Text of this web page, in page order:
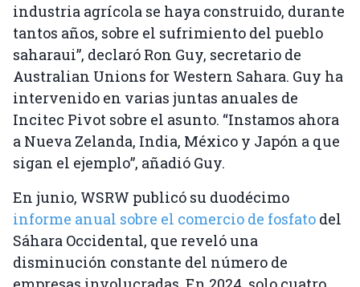
industria agrícola se haya construido, durante
tantos años, sobre el sufrimiento del pueblo
saharaui”, declaró Ron Guy, secretario de
Australian Unions for Western Sahara. Guy ha
intervenido en varias juntas anuales de
Incitec Pivot sobre el asunto. “Instamos ahora
a Nueva Zelanda, India, México y Japón a que
sigan el ejemplo”, añadió Guy.
En junio, WSRW publicó su duodécimo
informe anual sobre el comercio de fosfato del
Sáhara Occidental, que reveló una
disminución constante del número de